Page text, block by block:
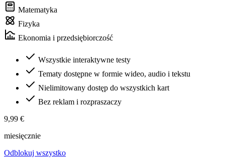
Matematyka
Fizyka
Ekonomia i przedsiębiorczość
Wszystkie interaktywne testy
Tematy dostępne w formie wideo, audio i tekstu
Nielimitowany dostęp do wszystkich kart
Bez reklam i rozpraszaczy
9,99 €
miesięcznie
Odblokuj wszystko